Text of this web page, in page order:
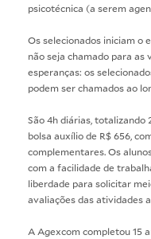
psicotécnica (a serem
Os selecionados iniciam o
não seja chamado para as
esperanças: os
podem ser chamados ao
São 4h diárias, totalizando
bolsa auxílio de R$ 656,
complementares. Os
com a facilidade de
liberdade para solicitar
avaliações das atividades
A Agexcom completou 15